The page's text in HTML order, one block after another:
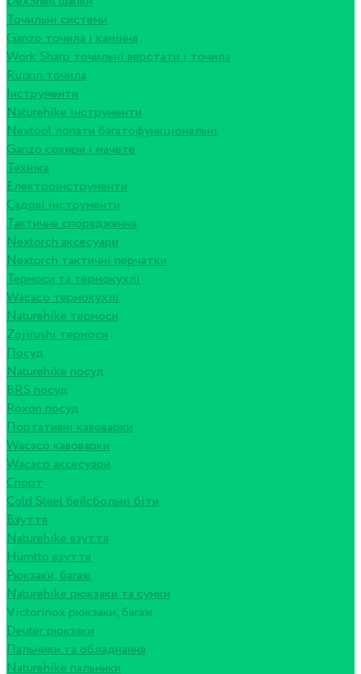
Точильні системи
Ganzo точила і каміння
Work Sharp точильні верстати і точила
Ruixin точила
Інструменти
Naturehike інструменти
Nextool лопати багатофункціональні
Ganzo сокири і мачете
Техніка
Електроінструменти
Садові інструменти
Тактичне спорядження
Nextorch аксесуари
Nextorch тактичні перчатки
Термоси та термокухлі
Wacaco термокухлі
Naturehike термоси
Zojirushi термоси
Посуд
Naturehike посуд
BRS посуд
Roxon посуд
Портативні кавоварки
Wacaco кавоварки
Wacaco аксесуари
Спорт
Cold Steel бейсбольні біти
Взуття
Naturehike взуття
Humtto взуття
Рюкзаки, багаж
Naturehike рюкзаки та сумки
Victorinox рюкзаки, багаж
Deuter рюкзаки
Пальники та обладнання
Naturehike пальники